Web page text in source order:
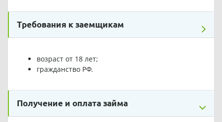
Требования к заемщикам
возраст от 18 лет;
гражданство РФ.
Получение и оплата займа